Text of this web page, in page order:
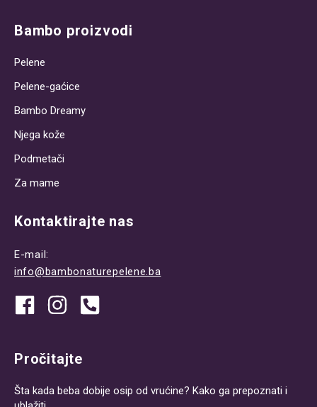
Bambo proizvodi
Pelene
Pelene-gaćice
Bambo Dreamy
Njega kože
Podmetači
Za mame
Kontaktirajte nas
E-mail:
info@bambonaturepelene.ba
Pročitajte
Šta kada beba dobije osip od vrućine? Kako ga prepoznati i